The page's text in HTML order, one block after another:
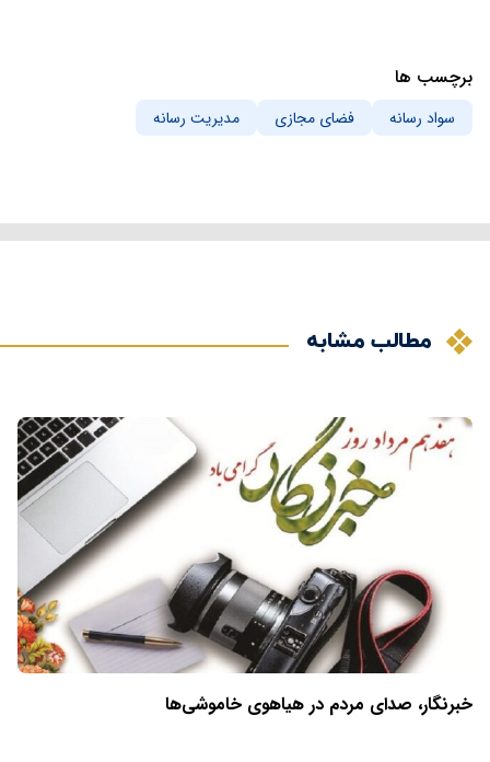
برچسب ها
سواد رسانه فضای مجازی مدیریت رسانه
مطالب مشابه
خبرنگار، صدای مردم در هیاهوی خاموشی‌ها